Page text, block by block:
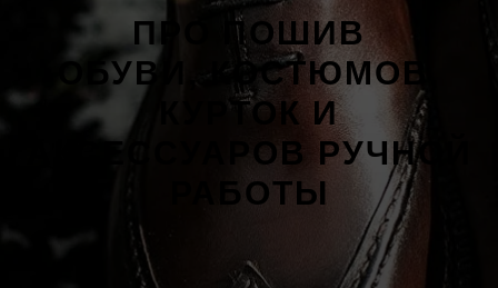
ПРО ПОШИВ
ОБУВИ, КОСТЮМОВ,
КУРТОК И
АКСЕССУАРОВ РУЧНОЙ
РАБОТЫ